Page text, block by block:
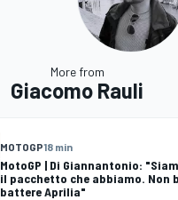
More from
Giacomo Rauli
MOTOGP18 min
MotoGP | Di Giannantonio:
il pacchetto che abbiamo. Non
battere Aprilia"